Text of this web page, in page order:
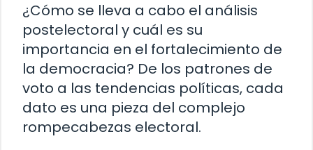
¿Cómo se lleva a cabo el análisis
postelectoral y cuál es su
importancia en el fortalecimiento de
la democracia? De los patrones de
voto a las tendencias políticas, cada
dato es una pieza del complejo
rompecabezas electoral.